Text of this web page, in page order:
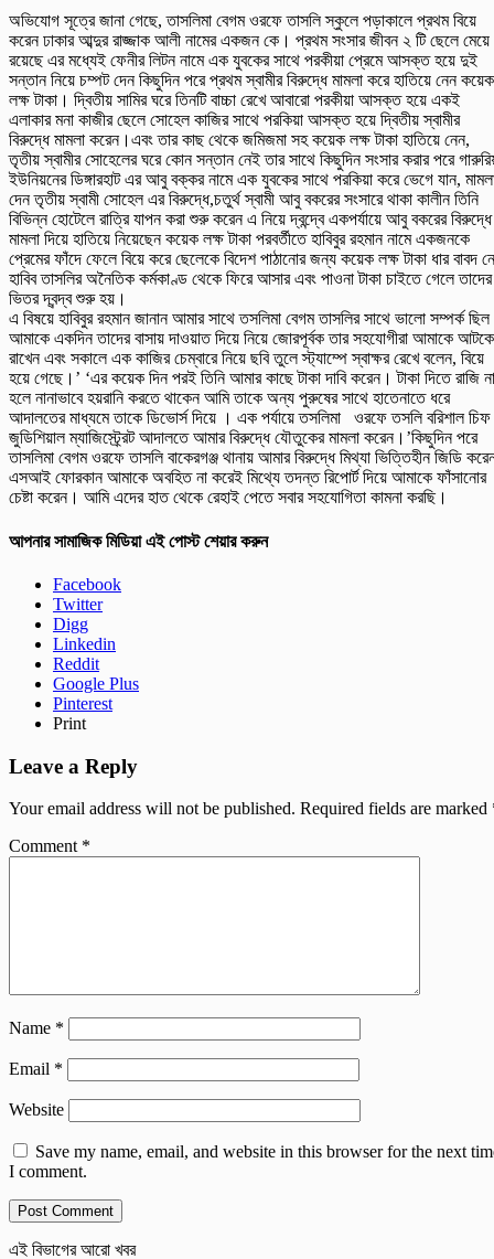
অভিযোগ সূত্রে জানা গেছে, তাসলিমা বেগম ওরফে তাসলি স্কুলে পড়াকালে প্রথম বিয়ে
করেন ঢাকার আব্দুর রাজ্জাক আলী নামের একজন কে। প্রথম সংসার জীবন ২ টি ছেলে মেয়ে
রয়েছে এর মধ্যেই ফেনীর লিটন নামে এক যুবকের সাথে পরকীয়া প্রেমে আসক্ত হয়ে দুই
সন্তান নিয়ে চম্পট দেন কিছুদিন পরে প্রথম স্বামীর বিরুদ্ধে মামলা করে হাতিয়ে নেন কয়েক
লক্ষ টাকা। দ্বিতীয় সামির ঘরে তিনটি বাচ্চা রেখে আবারো পরকীয়া আসক্ত হয়ে একই
এলাকার মনা কাজীর ছেলে সোহেল কাজির সাথে পরকিয়া আসক্ত হয়ে দ্বিতীয় স্বামীর
বিরুদ্ধে মামলা করেন।এবং তার কাছ থেকে জমিজমা সহ কয়েক লক্ষ টাকা হাতিয়ে নেন,
তৃতীয় স্বামীর সোহেলের ঘরে কোন সন্তান নেই তার সাথে কিছুদিন সংসার করার পরে
ইউনিয়নের ডিঙ্গারহাট এর আবু বক্কর নামে এক যুবকের সাথে পরকিয়া করে ভেগে যান,
দেন তৃতীয় স্বামী সোহেল এর বিরুদ্ধে,চতুর্থ স্বামী আবু বকরের সংসারে থাকা কালীন তিনি
বিভিন্ন হোটেলে রাত্রি যাপন করা শুরু করেন এ নিয়ে দ্বন্দ্বে একপর্যায়ে আবু বকরের বিরুদ্ধে
মামলা দিয়ে হাতিয়ে নিয়েছেন কয়েক লক্ষ টাকা পরবর্তীতে হাবিবুর রহমান নামে একজনকে
প্রেমের ফাঁদে ফেলে বিয়ে করে ছেলেকে বিদেশ পাঠানোর জন্য কয়েক লক্ষ টাকা ধার বাবদ
হাবিব তাসলির অনৈতিক কর্মকাণ্ড থেকে ফিরে আসার এবং পাওনা টাকা চাইতে গেলে তাদের
ভিতর দ্বন্দ্ব শুরু হয়।
এ বিষয়ে হাবিবুর রহমান জানান আমার সাথে তসলিমা বেগম তাসলির সাথে ভালো সম্পর্ক ছিল
আমাকে একদিন তাদের বাসায় দাওয়াত দিয়ে নিয়ে জোরপূর্বক তার সহযোগীরা আমাকে আটকে
রাখেন এবং সকালে এক কাজির চেম্বারে নিয়ে ছবি তুলে স্ট্যাম্পে স্বাক্ষর রেখে বলেন, বিয়ে
হয়ে গেছে।’ ‘এর কয়েক দিন পরই তিনি আমার কাছে টাকা দাবি করেন। টাকা দিতে রাজি না
হলে নানাভাবে হয়রানি করতে থাকেন আমি তাকে অন্য পুরুষের সাথে হাতেনাতে ধরে
আদালতের মাধ্যমে তাকে ডিভোর্স দিয়ে । এক পর্যায়ে তসলিমা ওরফে তসলি বরিশাল চিফ
জুডিশিয়াল ম্যাজিস্ট্র্রেট আদালতে আমার বিরুদ্ধে যৌতুকের মামলা করেন।’কিছুদিন পরে
তাসলিমা বেগম ওরফে তাসলি বাকেরগঞ্জ থানায় আমার বিরুদ্ধে মিথ্যা ভিত্তিহীন জিডি
এসআই ফোরকান আমাকে অবহিত না করেই মিথ্যে তদন্ত রিপোর্ট দিয়ে আমাকে ফাঁসানোর
চেষ্টা করেন। আমি এদের হাত থেকে রেহাই পেতে সবার সহযোগিতা কামনা করছি।
আপনার সামাজিক মিডিয়া এই পোস্ট শেয়ার করুন
Facebook
Twitter
Digg
Linkedin
Reddit
Google Plus
Pinterest
Print
Leave a Reply
Your email address will not be published. Required fields are marked
Comment *
Name *
Email *
Website
Save my name, email, and website in this browser for the next
I comment.
এই বিভাগের আরো খবর